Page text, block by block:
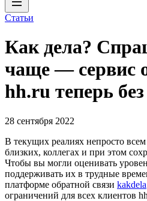
Статьи
Как дела?
чаще — сервис
hh.ru теперь
28 сентября 2022
В текущих реалиях непросто
близких, коллегах и при этом
Чтобы вы могли оценивать
поддерживать их в трудные
платформе обратной связи kakdela
ограничений для всех клиентов